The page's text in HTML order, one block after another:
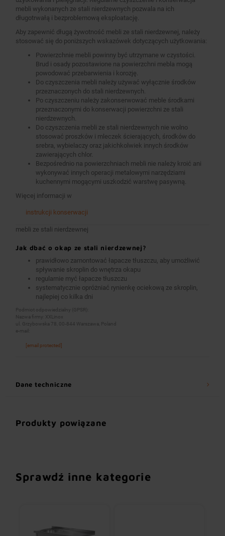
mebli wykonanych ze stali nierdzewnych pozwala na ich
długotrwałą i bezproblemową eksploatację.
Aby zapewnić długą żywotność mebli ze stali nierdzewnej, należy
stosować się do poniższych wskazówek dotyczących użytkowania:
Powierzchnie mebli powinny być utrzymane w czystości.
Brud i osady pozostawione na powierzchni mebla mogą
powodować przebarwienia i korozję.
Do czyszczenia mebli należy używać wyłącznie środków
przeznaczonych do stali nierdzewnych.
Po czyszczeniu należy zakonserwować meble środkami
przeznaczonymi do konserwacji powierzchni ze stali
nierdzewnych.
Do czyszczenia mebli ze stali nierdzewnych nie wolno
stosować proszków i mleczek ścierających, środków do
srebra, wybielaczy oraz jakichkolwiek innych środków
zawierających chlor.
Bezpośrednio na powierzchniach mebli nie należy kroić ani
wykonywać innych operacji metalowymi narzędziami
kuchennymi mogącymi uszkodzić warstwę pasywną.
Więcej informacji w
instrukcji konserwacji
mebli ze stali nierdzewnej
Jak dbać o okap ze stali nierdzewnej?
prawidłowo zamontować łapacze tłuszczu, aby umożliwić
spływanie skroplin do wnętrza okapu
regularnie myć łapacze tłuszczu
systematycznie opróżniać rynienkę ociekową ze skroplin,
najlepiej co kilka dni
Podmiot odpowiedzialny (GPSR):
Nazwa firmy: XXLinox
ul. Grzybowska 78, 00-844 Warszawa, Poland
e-mail:
[email protected]
Dane techniczne
Produkty powiązane
Sprawdź inne kategorie